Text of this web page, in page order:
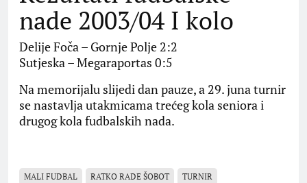
nade 2003/04 I kolo
Delije Foča – Gornje Polje 2:2
Sutjeska – Megaraportas 0:5
Na memorijalu slijedi dan pauze, a 29. juna turnir
se nastavlja utakmicama trećeg kola seniora i
drugog kola fudbalskih nada.
MALI FUDBAL RATKO RADE ŠOBOT TURNIR